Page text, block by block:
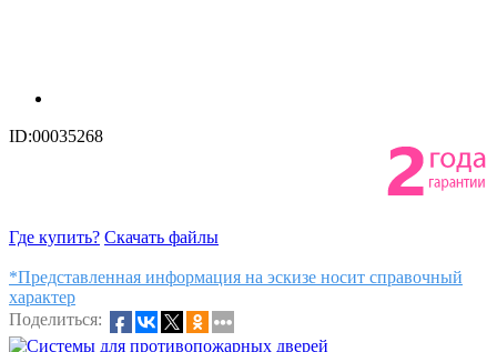
ID:00035268
Где купить? Скачать файлы
*Представленная информация на эскизе носит справочный
характер
Поделиться: